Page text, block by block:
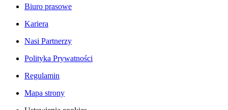
Biuro prasowe
Kariera
Nasi Partnerzy
Polityka Prywatności
Regulamin
Mapa strony